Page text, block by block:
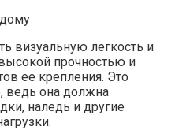
визуальную легкость и
прочностью и
ее крепления. Это
ведь она должна
наледь и другие